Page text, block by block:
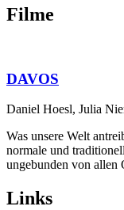
Filme
DAVOS
Daniel Hoesl, Julia
Was unsere Welt
normale und
ungebunden von
Links